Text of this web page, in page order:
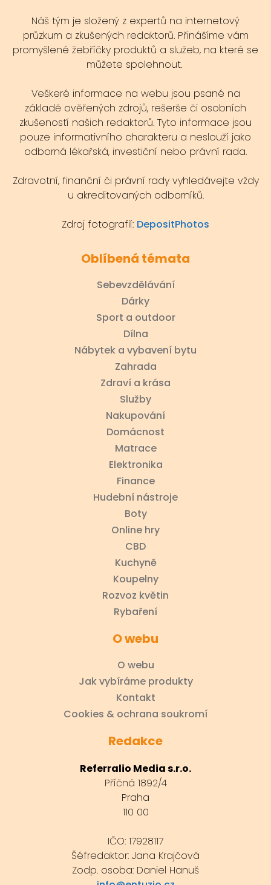
Náš tým je složený z expertů na internetový
průzkum a zkušených redaktorů. Přinášíme vám
promyšlené žebříčky produktů a služeb, na které se
můžete spolehnout.
Veškeré informace na webu jsou psané na
základě ověřených zdrojů, rešerše či osobních
zkušeností našich redaktorů. Tyto informace jsou
pouze informativního charakteru a neslouží jako
odborná lékařská, investiční nebo právní rada.
Zdravotní, finanční či právní rady vyhledávejte vždy
u akreditovaných odborníků.
Zdroj fotografií: DepositPhotos
Oblíbená témata
Sebevzdělávání
Dárky
Sport a outdoor
Dílna
Nábytek a vybavení bytu
Zahrada
Zdraví a krása
Služby
Nakupování
Domácnost
Matrace
Elektronika
Finance
Hudební nástroje
Boty
Online hry
CBD
Kuchyně
Koupelny
Rozvoz květin
Rybaření
O webu
O webu
Jak vybíráme produkty
Kontakt
Cookies & ochrana soukromí
Redakce
Referralio Media s.r.o.
Příčná 1892/4
Praha
110 00
IČO: 17928117
Šéfredaktor: Jana Krajčová
Zodp. osoba: Daniel Hanuš